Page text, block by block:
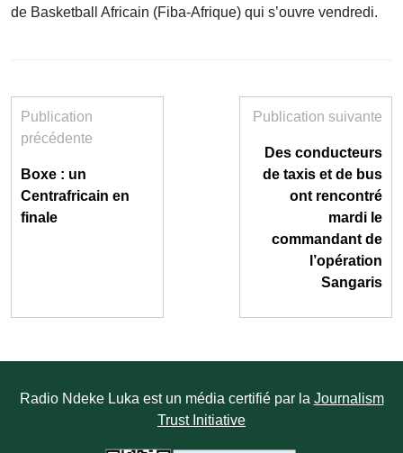
de Basketball Africain (Fiba-Afrique) qui s’ouvre vendredi.
Publication
précédente
Boxe : un
Centrafricain en
finale
Publication suivante
Des conducteurs
de taxis et de bus
ont rencontré
mardi le
commandant de
l’opération
Sangaris
Radio Ndeke Luka est un média certifié par la Journalism
Trust Initiative